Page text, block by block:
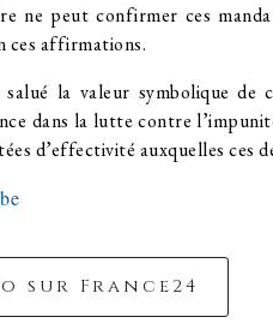
ne peut confirmer ces
ces affirmations.
la valeur symbolique de
dans la lutte contre
d’effectivité auxquelles ces
sur France24